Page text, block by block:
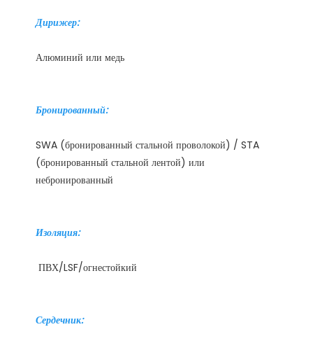
SWA (бронированный стальной проволокой) / STA
(бронированный стальной лентой) или
Изоляция: